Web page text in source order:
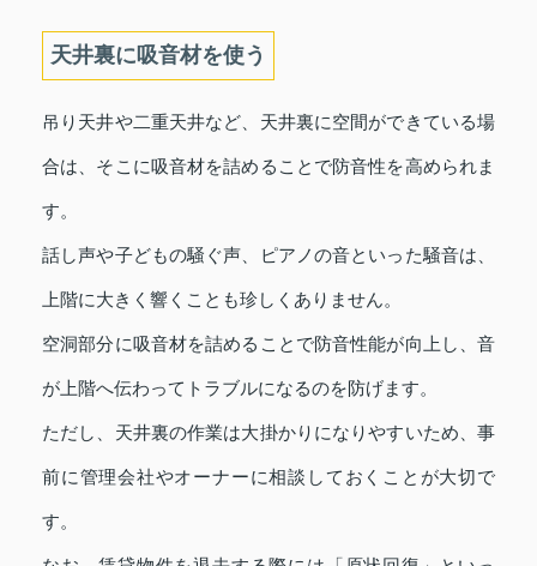
天井裏に吸音材を使う
吊り天井や二重天井など、天井裏に空間ができている場
合は、そこに吸音材を詰めることで防音性を高められま
す。
話し声や子どもの騒ぐ声、ピアノの音といった騒音は、
上階に大きく響くことも珍しくありません。
空洞部分に吸音材を詰めることで防音性能が向上し、音
が上階へ伝わってトラブルになるのを防げます。
ただし、天井裏の作業は大掛かりになりやすいため、事
前に管理会社やオーナーに相談しておくことが大切で
す。